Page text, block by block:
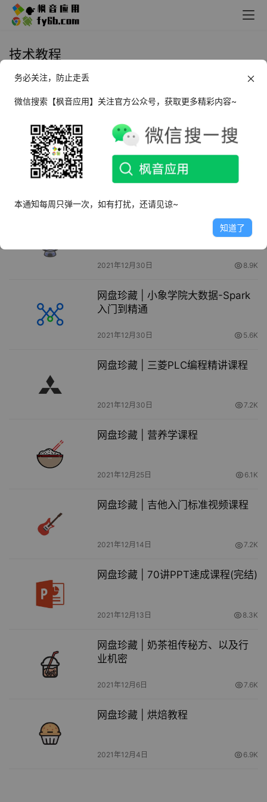
技术教程
2022年1月4日
网盘珍藏 | 少年街舞学习课程
2021年12月30日 8.9K
网盘珍藏 | 小象学院大数据-Spark
入门到精通
2021年12月30日 5.6K
网盘珍藏 | 三菱PLC编程精讲课程
2021年12月30日 7.2K
网盘珍藏 | 营养学课程
2021年12月25日 6.1K
网盘珍藏 | 吉他入门标准视频课程
2021年12月14日 7.2K
网盘珍藏 | 70讲PPT速成课程(完结)
2021年12月13日 8.3K
网盘珍藏 | 奶茶祖传秘方、以及行
业机密
2021年12月6日 7.6K
网盘珍藏 | 烘焙教程
2021年12月4日 6.9K
务必关注，防止走丢
微信搜索【枫音应用】关注官方公众号，获取更多精彩内容~
本通知每周只弹一次，如有打扰，还请见谅~
知道了